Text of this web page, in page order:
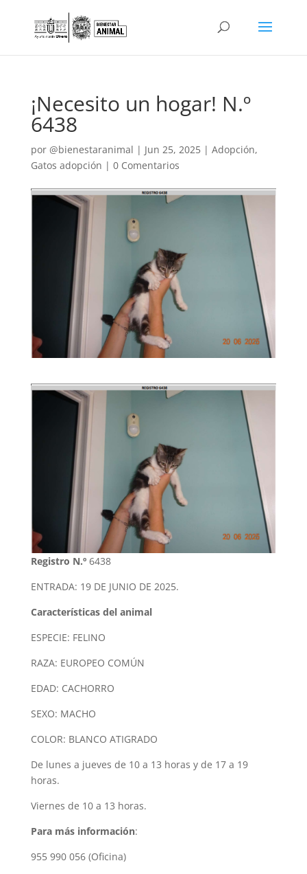
¡Necesito un hogar! N.º
6438
por @bienestaranimal | Jun 25, 2025| Adopción,
Gatos adopción | 0 Comentarios
Registro N.º6438
ENTRADA: 19 DE JUNIO DE 2025.
Características del animal
ESPECIE: FELINO
RAZA: EUROPEO COMÚN
EDAD: CACHORRO
SEXO: MACHO
COLOR: BLANCO ATIGRADO
De lunes a jueves de 10 a 13 horas y de 17 a 19
horas.
Viernes de 10 a 13 horas.
Para más información:
955 990 056 (Oficina)